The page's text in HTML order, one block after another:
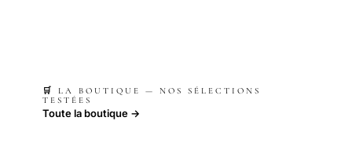
🛒 LA BOUTIQUE — NOS SÉLECTIONS
TESTÉES
Toute la boutique →